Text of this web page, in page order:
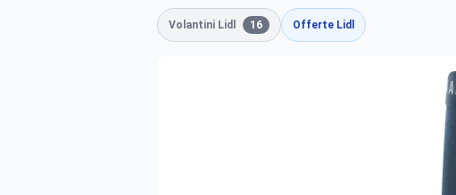
Volantini Lidl 16 Offerte Lidl